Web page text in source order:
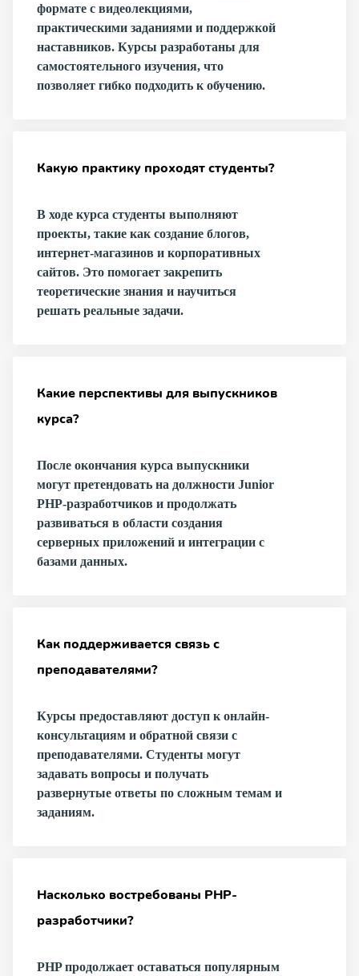
формате с видеолекциями,
практическими заданиями и поддержкой
наставников. Курсы разработаны для
самостоятельного изучения, что
позволяет гибко подходить к обучению.
Какую практику проходят студенты?
В ходе курса студенты выполняют
проекты, такие как создание блогов,
интернет-магазинов и корпоративных
сайтов. Это помогает закрепить
теоретические знания и научиться
решать реальные задачи.
Какие перспективы для выпускников
курса?
После окончания курса выпускники
могут претендовать на должности Junior
PHP-разработчиков и продолжать
развиваться в области создания
серверных приложений и интеграции с
базами данных.
Как поддерживается связь с
преподавателями?
Курсы предоставляют доступ к онлайн-
консультациям и обратной связи с
преподавателями. Студенты могут
задавать вопросы и получать
развернутые ответы по сложным темам и
заданиям.
Насколько востребованы PHP-
разработчики?
PHP продолжает оставаться популярным